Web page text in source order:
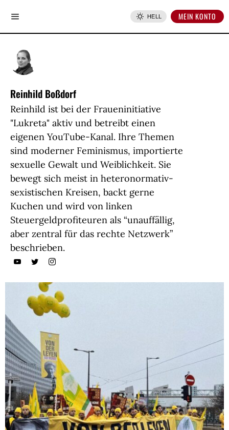
HELL MEIN KONTO
Reinhild Boßdorf
Reinhild ist bei der Fraueninitiative
"Lukreta" aktiv und betreibt einen
eigenen YouTube-Kanal. Ihre Themen
sind moderner Feminismus, importierte
sexuelle Gewalt und Weiblichkeit. Sie
bewegt sich meist in heteronormativ-
sexistischen Kreisen, backt gerne
Kuchen und wird von linken
Steuergeldprofiteuren als “unauffällig,
aber zentral für das rechte Netzwerk”
beschrieben.